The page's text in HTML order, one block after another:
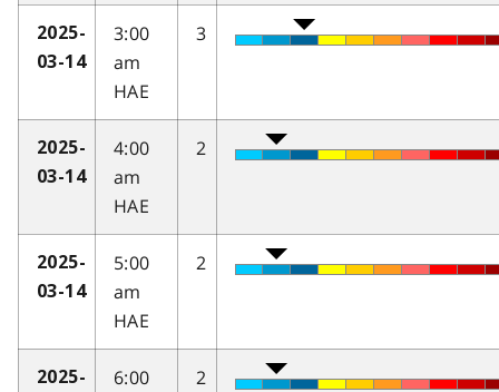
2025-
03-14
3:00
am
HAE
3
2025-
03-14
4:00
am
HAE
2
2025-
03-14
5:00
am
HAE
2
2025-
6:00
2